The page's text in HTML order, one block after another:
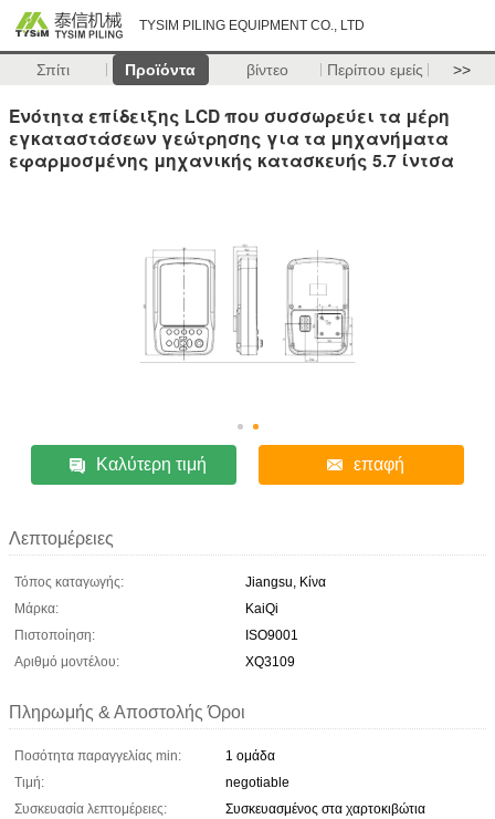
TYSIM PILING EQUIPMENT CO., LTD
Σπίτι Προϊόντα βίντεο Περίπου εμείς >>
Ενότητα επίδειξης LCD που συσσωρεύει τα μέρη
εγκαταστάσεων γεώτρησης για τα μηχανήματα
εφαρμοσμένης μηχανικής κατασκευής 5.7 ίντσα
Καλύτερη τιμή επαφή
Λεπτομέρειες
Τόπος καταγωγής:
Jiangsu, Κίνα
Μάρκα:
KaiQi
Πιστοποίηση:
ISO9001
Αριθμό μοντέλου:
XQ3109
Πληρωμής & Αποστολής Όροι
Ποσότητα παραγγελίας min:
1 ομάδα
Τιμή:
negotiable
Συσκευασία λεπτομέρειες:
Συσκευασμένος στα χαρτοκιβώτια